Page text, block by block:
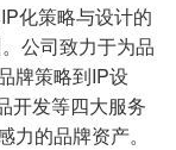
化策略与设计的
公司致力于为品
牌策略到IP设
开发等四大服务
的品牌资产。